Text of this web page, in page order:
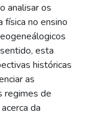
analisar os
física no ensino
esta
históricas
as
regimes de
da